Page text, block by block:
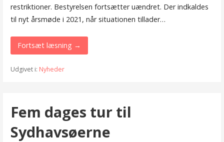
restriktioner. Bestyrelsen fortsætter uændret. Der indkaldes
til nyt årsmøde i 2021, når situationen tillader…
Fortsæt læsning →
Udgivet i: Nyheder
Fem dages tur til
Sydhavsøerne